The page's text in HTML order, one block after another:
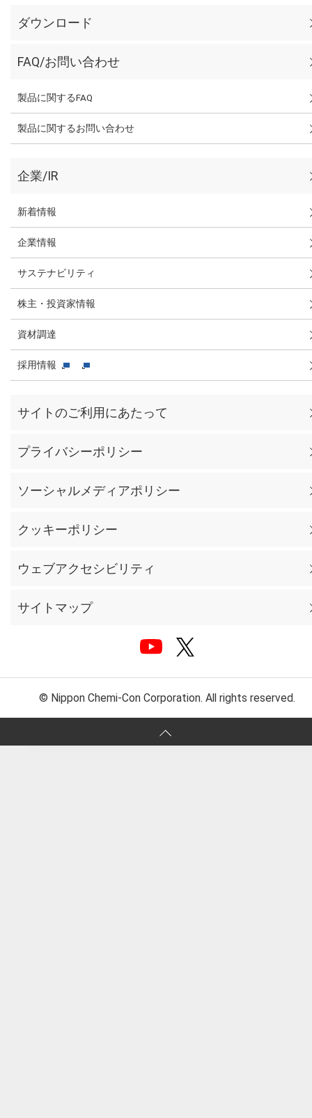
ダウンロード
FAQ/お問い合わせ
製品に関するFAQ
製品に関するお問い合わせ
企業/IR
新着情報
企業情報
サステナビリティ
株主・投資家情報
資材調達
採用情報
サイトのご利用にあたって
プライバシーポリシー
ソーシャルメディアポリシー
クッキーポリシー
ウェブアクセシビリティ
サイトマップ
© Nippon Chemi-Con Corporation. All rights reserved.